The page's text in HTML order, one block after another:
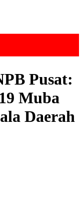
Pusat:
Muba
Daerah